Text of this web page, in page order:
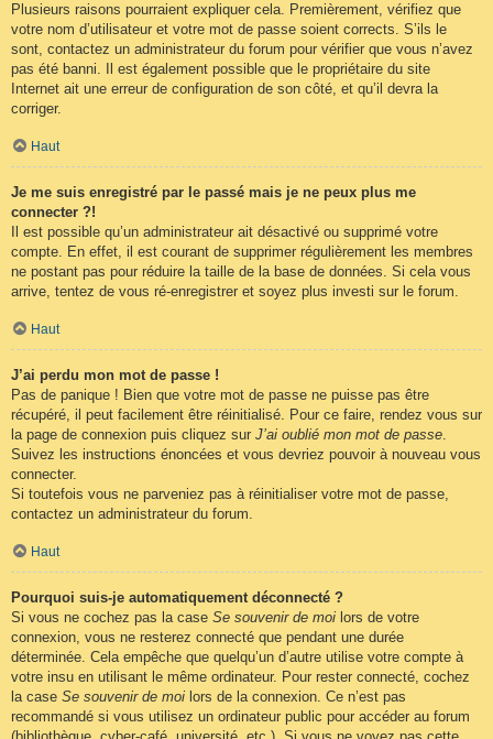
Plusieurs raisons pourraient expliquer cela. Premièrement, vérifiez que
votre nom d’utilisateur et votre mot de passe soient corrects. S’ils le
sont, contactez un administrateur du forum pour vérifier que vous n’avez
pas été banni. Il est également possible que le propriétaire du site
Internet ait une erreur de configuration de son côté, et qu’il devra la
corriger.
Haut
Je me suis enregistré par le passé mais je ne peux plus me
connecter ?!
Il est possible qu’un administrateur ait désactivé ou supprimé votre
compte. En effet, il est courant de supprimer régulièrement les membres
ne postant pas pour réduire la taille de la base de données. Si cela vous
arrive, tentez de vous ré-enregistrer et soyez plus investi sur le forum.
Haut
J’ai perdu mon mot de passe !
Pas de panique ! Bien que votre mot de passe ne puisse pas être
récupéré, il peut facilement être réinitialisé. Pour ce faire, rendez vous sur
la page de connexion puis cliquez sur J’ai oublié mon mot de passe.
Suivez les instructions énoncées et vous devriez pouvoir à nouveau vous
connecter.
Si toutefois vous ne parveniez pas à réinitialiser votre mot de passe,
contactez un administrateur du forum.
Haut
Pourquoi suis-je automatiquement déconnecté ?
Si vous ne cochez pas la case Se souvenir de moi lors de votre
connexion, vous ne resterez connecté que pendant une durée
déterminée. Cela empêche que quelqu’un d’autre utilise votre compte à
votre insu en utilisant le même ordinateur. Pour rester connecté, cochez
la case Se souvenir de moi lors de la connexion. Ce n’est pas
recommandé si vous utilisez un ordinateur public pour accéder au forum